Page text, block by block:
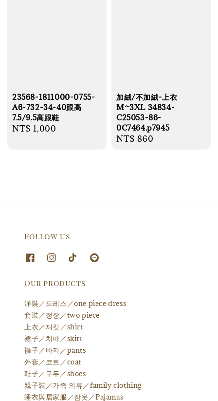
23568-1811000-0755-
A6-732-34-40跟高
7.5/9.5高跟鞋
Regular
NT$ 1,000
加絨/不加絨-上衣
M~3XL 34834-
C25053-86-
0C7464.p7945
Regular
NT$ 860
Follow us
Our products
洋裝／드레스／one piece dress
套裝／정장／two piece
上衣／재킷／shirt
裙子／치마／skirt
褲子／바지／pants
外套／코트／coat
鞋子／구두／shoes
親子裝／가족 의류／family clothing
睡衣與居家服／잠옷／Pajamas